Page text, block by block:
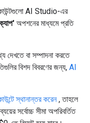
AI Studio-এর
অপশনের মাধ্যমে প্রতি
দেখতে বা সম্পাদনা করতে
বিশদ বিবরণের জন্য, AI
স্থানান্তর করেন, তাহলে
সর্বোচ্চ সীমা অপরিবর্তিত